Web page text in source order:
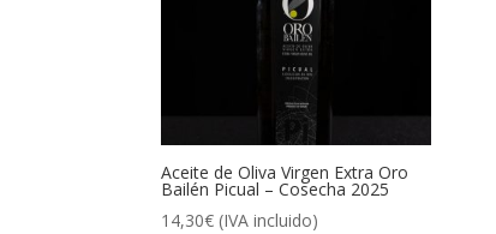
Aceite de Oliva Virgen Extra Oro
Bailén Picual – Cosecha 2025
14,30€ (IVA incluido)